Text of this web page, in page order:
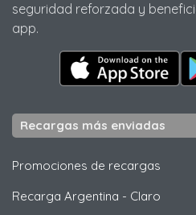
seguridad reforzada y
app.
Recargas más enviadas
Promociones de recargas
Recarga Argentina - Claro